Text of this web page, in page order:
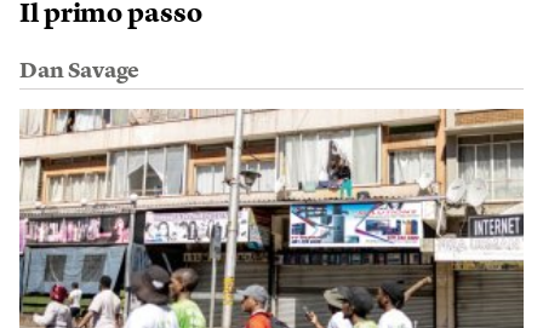
Il primo passo
Dan Savage